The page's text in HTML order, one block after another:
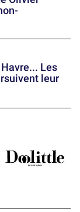
Les
leur